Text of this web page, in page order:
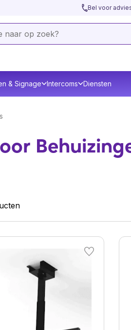
Bel voor
& Signage Intercoms Diensten